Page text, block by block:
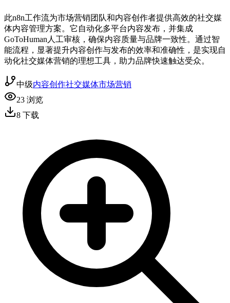
此n8n工作流为市场营销团队和内容创作者提供高效的社交媒
体内容管理方案。它自动化多平台内容发布，并集成
GoToHuman人工审核，确保内容质量与品牌一致性。通过智
能流程，显著提升内容创作与发布的效率和准确性，是实现自
动化社交媒体营销的理想工具，助力品牌快速触达受众。
中级内容创作社交媒体市场营销
23 浏览
8 下载